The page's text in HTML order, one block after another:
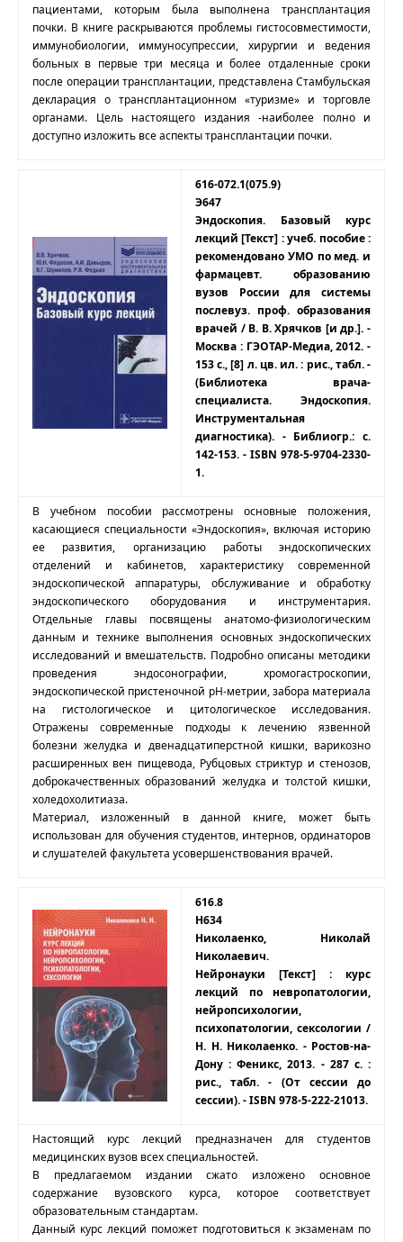
пациентами, которым была выполнена трансплантация
почки. В книге раскрываются проблемы гистосовместимости,
иммунобиологии, иммуносупрессии, хирургии и ведения
больных в первые три месяца и более отдаленные сроки
после операции трансплантации, представлена Стамбульская
декларация о трансплантационном «туризме» и торговле
органами. Цель настоящего издания -наиболее полно и
доступно изложить все аспекты трансплантации почки.
616-072.1(075.9)
Э647
Эндоскопия. Базовый курс
лекций [Текст] : учеб. пособие :
рекомендовано УМО по мед. и
фармацевт. образованию
вузов России для системы
послевуз. проф. образования
врачей / В. В. Хрячков [и др.]. -
Москва : ГЭОТАР-Медиа, 2012. -
153 с., [8] л. цв. ил. : рис., табл. -
(Библиотека врача-
специалиста. Эндоскопия.
Инструментальная
диагностика). - Библиогр.: с.
142-153. - ISBN 978-5-9704-2330-
1.
В учебном пособии рассмотрены основные положения,
касающиеся специальности «Эндоскопия», включая историю
ее развития, организацию работы эндоскопических
отделений и кабинетов, характеристику современной
эндоскопической аппаратуры, обслуживание и обработку
эндоскопического оборудования и инструментария.
Отдельные главы посвящены анатомо-физиологическим
данным и технике выполнения основных эндоскопических
исследований и вмешательств. Подробно описаны методики
проведения эндосонографии, хромогастроскопии,
эндоскопической пристеночной рН-метрии, забора материала
на гистологическое и цитологическое исследования.
Отражены современные подходы к лечению язвенной
болезни желудка и двенадцатиперстной кишки, варикозно
расширенных вен пищевода, Рубцовых стриктур и стенозов,
доброкачественных образований желудка и толстой кишки,
холедохолитиаза.
Материал, изложенный в данной книге, может быть
использован для обучения студентов, интернов, ординаторов
и слушателей факультета усовершенствования врачей.
616.8
Н634
Николаенко, Николай
Николаевич.
Нейронауки [Текст] : курс
лекций по невропатологии,
нейропсихологии,
психопатологии, сексологии /
Н. Н. Николаенко. - Ростов-на-
Дону : Феникс, 2013. - 287 с. :
рис., табл. - (От сессии до
сессии). - ISBN 978-5-222-21013.
Настоящий курс лекций предназначен для студентов
медицинских вузов всех специальностей.
В предлагаемом издании сжато изложено основное
содержание вузовского курса, которое соответствует
образовательным стандартам.
Данный курс лекций поможет подготовиться к экзаменам по